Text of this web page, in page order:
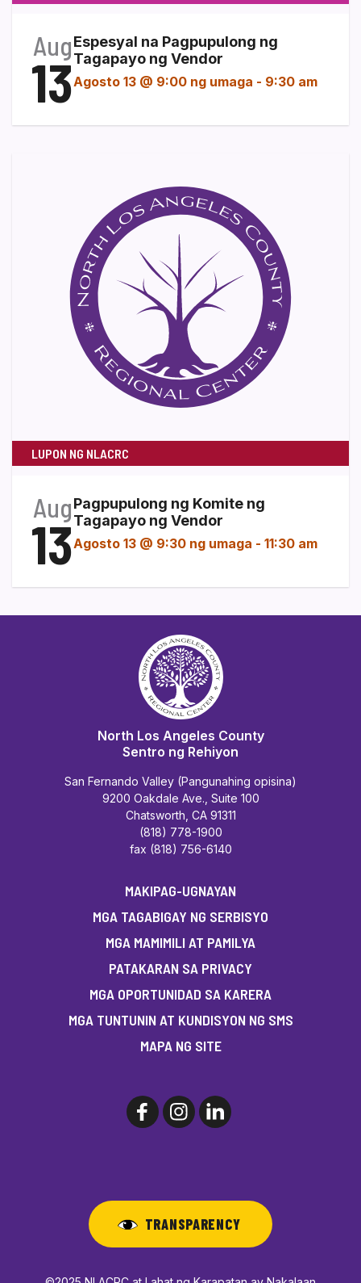
Aug
13
Espesyal na Pagpupulong ng
Tagapayo ng Vendor
Agosto 13 @ 9:00 ng umaga - 9:30 am
LUPON NG NLACRC
Aug
13
Pagpupulong ng Komite ng
Tagapayo ng Vendor
Agosto 13 @ 9:30 ng umaga - 11:30 am
North Los Angeles County
Sentro ng Rehiyon
San Fernando Valley (Pangunahing opisina)
9200 Oakdale Ave., Suite 100
Chatsworth, CA 91311
(818) 778-1900
fax (818) 756-6140
MAKIPAG-UGNAYAN
MGA TAGABIGAY NG SERBISYO
MGA MAMIMILI AT PAMILYA
PATAKARAN SA PRIVACY
MGA OPORTUNIDAD SA KARERA
MGA TUNTUNIN AT KUNDISYON NG SMS
MAPA NG SITE
TRANSPARENCY